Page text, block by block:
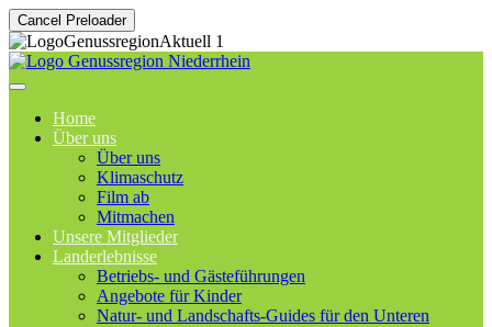
Cancel Preloader
Home
Über uns
Über uns
Klimaschutz
Film ab
Mitmachen
Unsere Mitglieder
Landerlebnisse
Betriebs- und Gästeführungen
Angebote für Kinder
Natur- und Landschafts-Guides für den Unteren